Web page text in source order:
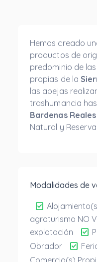
Hemos creado
productos de
predominio de
propias de la
las abejas
trashumancia
Bardenas Reales
Natural y
Modalidades de
check_box
agroturismo NO
explotación
check_box
Obrador
check_box
Comercio(s)